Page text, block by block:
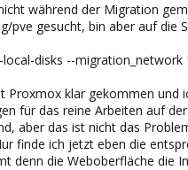
während der Migration
pve gesucht, bin aber auf
disks --migration_network
klar gekommen
für das reine Arbeiten auf
aber das ist nicht das
finde ich jetzt eben die
denn die Weboberfläche die